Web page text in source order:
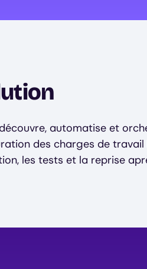
découvre, automatise et
des charges de travail
les tests et la reprise